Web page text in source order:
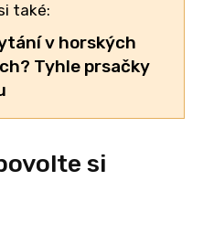
také:
v horských
Tyhle prsačky
si